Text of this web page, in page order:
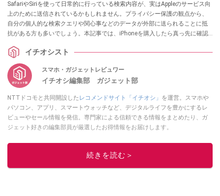
SafariやSiriを使って日常的に行っている検索内容が、実はAppleのサービス向
上のために送信されているかもしれません。プライバシー保護の観点から、
自分の個人的な検索クエリや関心事などのデータが外部に送られることに抵
抗がある方も多いでしょう。本記事では、iPhoneを購入したら真っ先に確認
索時のプライバシーを守る方法を解説します。
イチオシスト
スマホ・ガジェットレビュワー
イチオシ編集部 ガジェット部
NTTドコモと共同開設した レコメンドサイト「イチオシ」 を運営。スマホや
パソコン、アプリ、スマートウォッチなど、デジタルライフを豊かにするレ
ビューやセール情報を発信。専門家による信頼できる情報をまとめたり、ガ
ジェット好きの編集部員が厳選したお得情報をお届けします。
このイチオシストの他の記事を読む
続きを読む＞